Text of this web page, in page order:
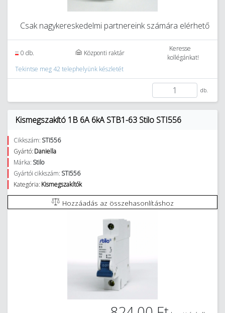
Csak nagykereskedelmi partnereink számára elérhető
0 db. Központi raktár
Keresse
kollégánkat!
Tekintse meg 42 telephelyünk készletét
db.
Kismegszakító 1B 6A 6kA STB1-63 Stilo STI556
Cikkszám: STI556
Gyártó: Daniella
Márka: Stilo
Gyártói cikkszám: STI556
Kategória: Kismegszakítók
Hozzáadás az összehasonlításhoz